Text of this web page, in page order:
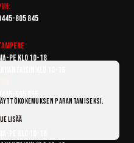
805 845
pe klo 10-18
parantamiseksi.
lisää